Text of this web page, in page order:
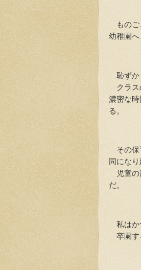
ものご
幼稚園へ
恥ずか
クラス
濃密な
る。
その保
同にな
児童の
だ。
私はか
卒園す